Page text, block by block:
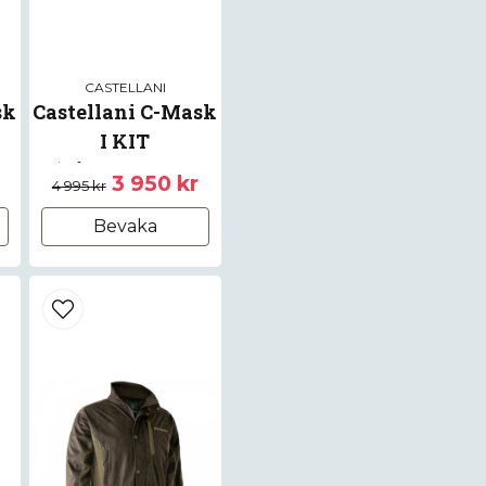
CASTELLANI
Castellani C-Mask
I KIT
(Båge+Väska+
linser)
4 995 kr 3 950 kr
Bevaka